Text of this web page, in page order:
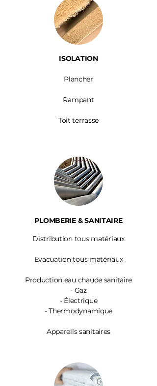
ISOLATION
Plancher
Rampant
Toit terrasse
PLOMBERIE & SANITAIRE
Distribution tous matériaux
Evacuation tous matériaux
Production eau chaude sanitaire
- Gaz
- Électrique
- Thermodynamique
Appareils sanitaires